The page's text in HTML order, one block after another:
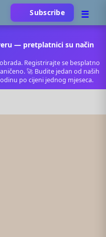
Subscribe
— pretplatnici su način
Registrirajte se besplatno
🚀 Budite jedan od naših
po cijeni jednog mjeseca.